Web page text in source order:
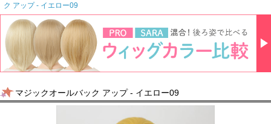
ク アップ - イエロー09
マジックオールバック アップ - イエロー09